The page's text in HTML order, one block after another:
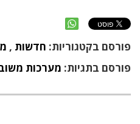
פורסם בקטגוריות: חדשות ,
פורסם בתגיות: מערכות